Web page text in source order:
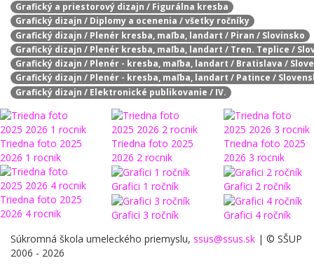
Grafický a priestorový dizajn / Figurálna kresba
Grafický dizajn / Diplomy a ocenenia / všetky ročníky
Grafický dizajn / Plenér kresba, maľba, landart / Piran / Slovinsko
Grafický dizajn / Plenér kresba, maľba, landart / Tren. Teplice /
Grafický dizajn / Plenér - kresba, maľba, landart / Bratislava /
Grafický dizajn / Plenér - kresba, maľba, landart / Patince /
Grafický dizajn / Elektronické publikovanie / IV.
Triedna foto 2025
2026 1 rocnik
Triedna foto 2025
2026 2 rocnik
Triedna foto 2025
2026 3 rocnik
Triedna foto 2025
2026 4 rocnik
Grafici 1 ročník Grafici 2 ročník
Grafici 3 ročník
Grafici 4 ročník
Súkromná škola umeleckého priemyslu, ssus@ssus.sk | © SŠUP
2006 - 2026